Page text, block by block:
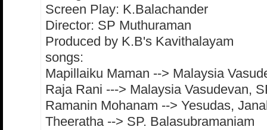
Screen Play: K.Balachander
Director: SP Muthuraman
Produced by K.B's Kavithalayam
songs:
Mapillaiku Maman --> Malaysia
Raja Rani ---> Malaysia Vasudevan,
Ramanin Mohanam --> Yesudas,
Theeratha --> SP. Balasubramaniam